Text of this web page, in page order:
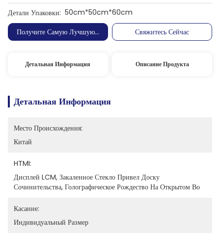
Детали Упаковки: 50cm*50cm*60cm
Получите Самую Лучшую Цену
Свяжитесь Сейчас
Детальная Информация Описание Продукта
Детальная Информация
Место Происхождения:
Китай
HTMI:
Дисплей LCM, Закаленное Стекло Привел Доску
Сочинительства, Голографическое Рождество На Открытом Во
Касание:
Индивидуальный Размер